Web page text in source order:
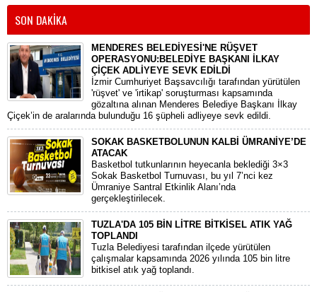
SON DAKİKA
MENDERES BELEDİYESİ'NE RÜŞVET
OPERASYONU:BELEDİYE BAŞKANI İLKAY
ÇİÇEK ADLİYEYE SEVK EDİLDİ
​İzmir Cumhuriyet Başsavcılığı tarafından yürütülen
'rüşvet' ve 'irtikap' soruşturması kapsamında
gözaltına alınan Menderes Belediye Başkanı İlkay
Çiçek’in de aralarında bulunduğu 16 şüpheli adliyeye sevk edildi.
SOKAK BASKETBOLUNUN KALBİ ÜMRANİYE’DE
ATACAK
Basketbol tutkunlarının heyecanla beklediği 3×3
Sokak Basketbol Turnuvası, bu yıl 7’nci kez
Ümraniye Santral Etkinlik Alanı’nda
gerçekleştirilecek.
TUZLA'DA 105 BİN LİTRE BİTKİSEL ATIK YAĞ
TOPLANDI
Tuzla Belediyesi tarafından ilçede yürütülen
çalışmalar kapsamında 2026 yılında 105 bin litre
bitkisel atık yağ toplandı.